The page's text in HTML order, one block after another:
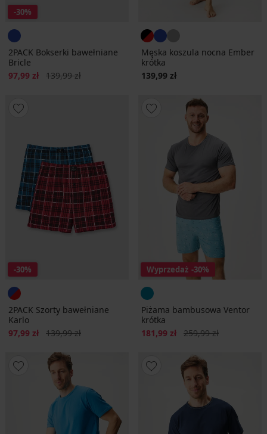
-30%
2PACK Bokserki bawełniane
Bricle
Zniżka
97,99 zł Pierwotna cena
139,99 zł
Męska koszula nocna Ember
krótka
139,99 zł
-30%
2PACK Szorty bawełniane
Karlo
Zniżka
97,99 zł Pierwotna cena
139,99 zł
Wyprzedaż -30%
Piżama bambusowa Ventor
krótka
Zniżka
181,99 zł Pierwotna cena
259,99 zł